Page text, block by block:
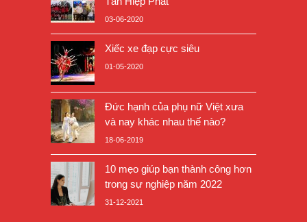
03-06-2020
Xiếc xe đạp cực siêu
01-05-2020
Đức hạnh của phụ nữ Việt xưa
và nay khác nhau thế nào?
18-06-2019
10 mẹo giúp bạn thành công hơn
trong sự nghiệp năm 2022
31-12-2021